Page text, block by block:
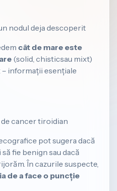
nodul deja descoperit
cât de mare este
(solid, chisticsau mixt)
– informații esențiale
de cancer tiroidian
pot sugera dacă
fie benign sau dacă
În cazurile suspecte,
de a face o puncție